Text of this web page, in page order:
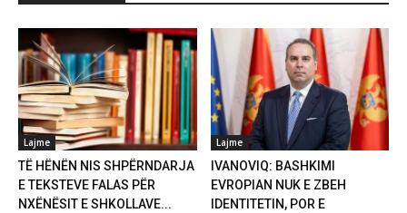
Lajme
TË HËNËN NIS SHPËRNDARJA
E TEKSTEVE FALAS PËR
NXËNËSIT E SHKOLLAVE...
Lajme
IVANOVIQ: BASHKIMI
EVROPIAN NUK E ZBEH
IDENTITETIN, POR E